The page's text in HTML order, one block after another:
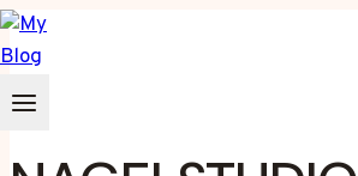
Zum
Inhalt
springen